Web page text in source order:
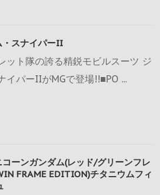
・スナイパーII
ット隊の誇る精鋭モビルスーツ ジ
イパーIIがMGで登場!!■PO ...
コーンガンダム(レッド/グリーンフレ
FRAME EDITION)チタニウムフィ